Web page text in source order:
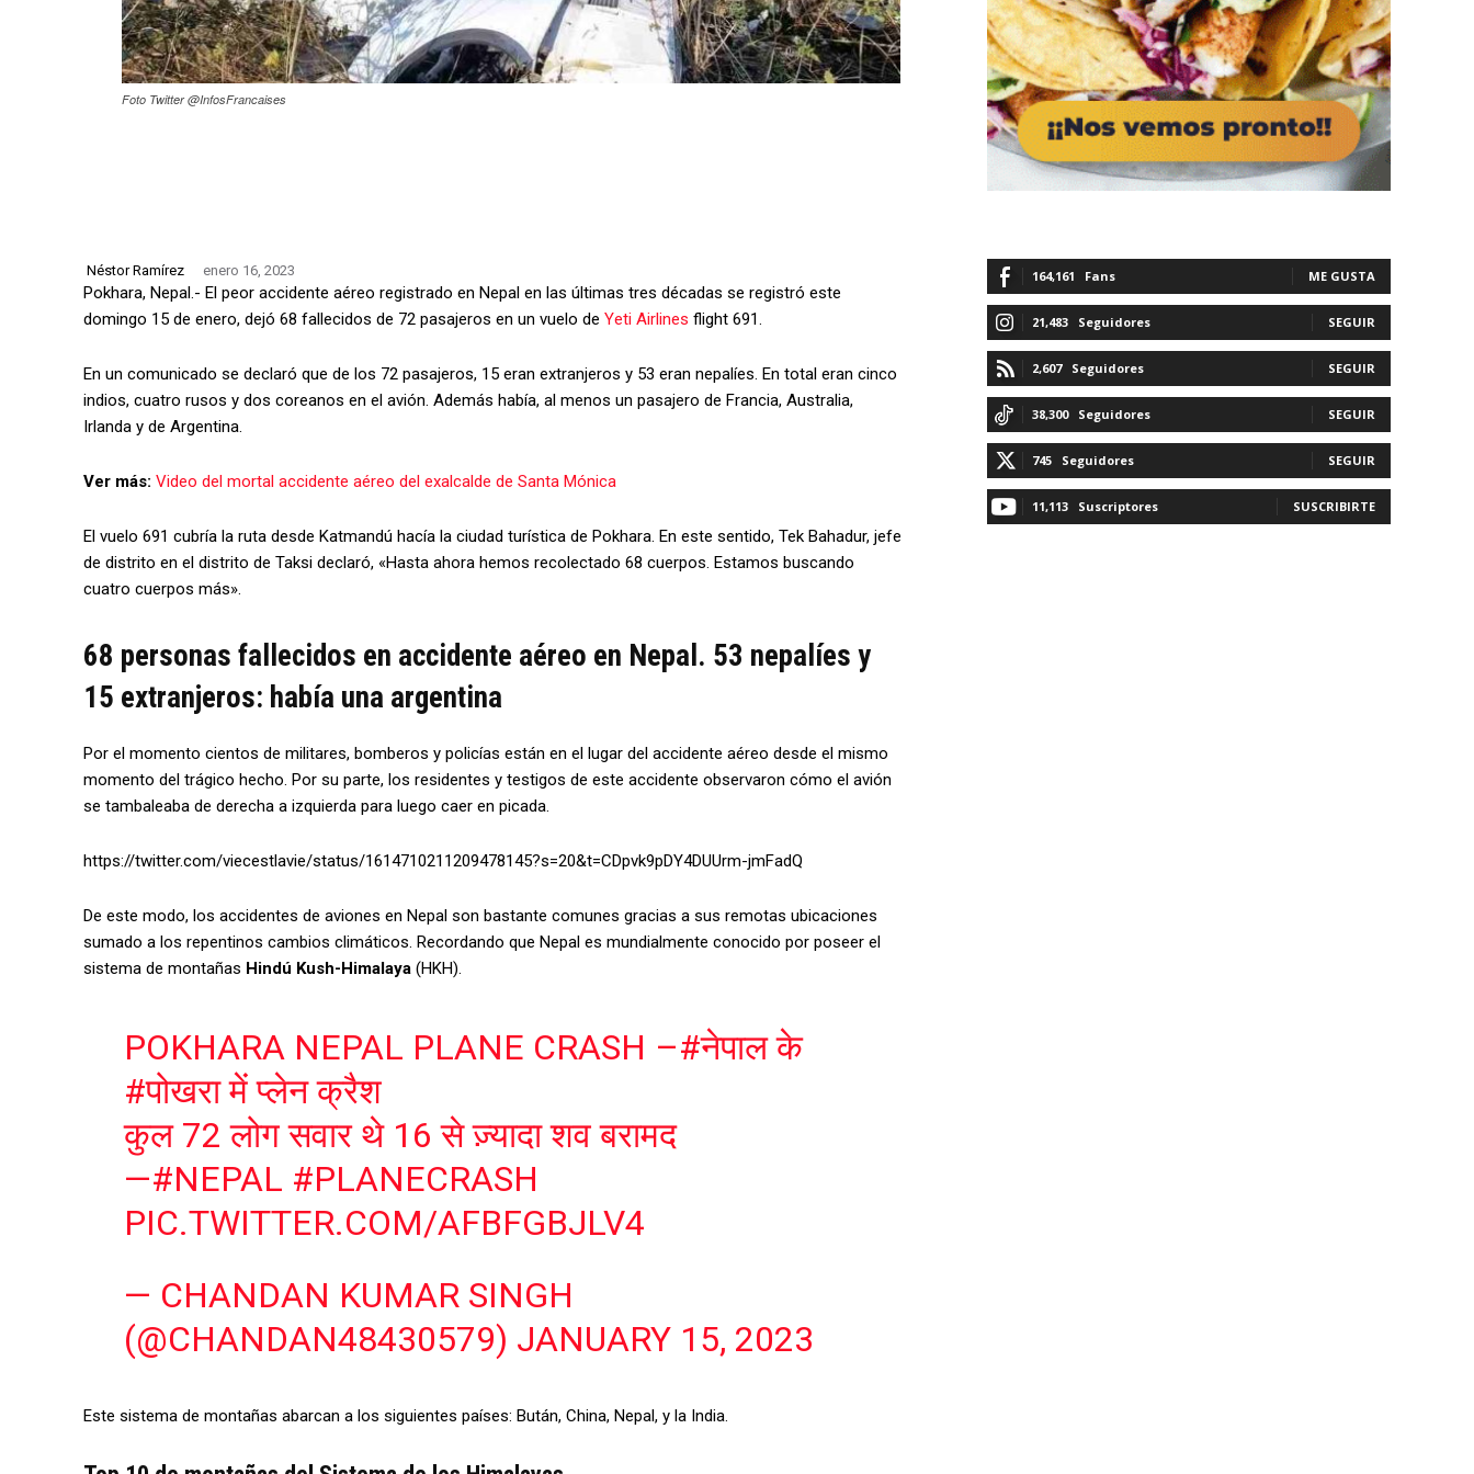
Foto Twitter @InfosFrancaises
Néstor Ramírez enero 16, 2023
Pokhara, Nepal.- El peor accidente aéreo registrado en Nepal en las últimas tres décadas se registró este
domingo 15 de enero, dejó 68 fallecidos de 72 pasajeros en un vuelo de Yeti Airlines flight 691.
En un comunicado se declaró que de los 72 pasajeros, 15 eran extranjeros y 53 eran nepalíes. En total eran cinco
indios, cuatro rusos y dos coreanos en el avión. Además había, al menos un pasajero de Francia, Australia,
Irlanda y de Argentina.
Ver más: Video del mortal accidente aéreo del exalcalde de Santa Mónica
El vuelo 691 cubría la ruta desde Katmandú hacía la ciudad turística de Pokhara. En este sentido, Tek Bahadur, jefe
de distrito en el distrito de Taksi declaró, «Hasta ahora hemos recolectado 68 cuerpos. Estamos buscando
cuatro cuerpos más».
68 personas fallecidos en accidente aéreo en Nepal. 53 nepalíes y
15 extranjeros: había una argentina
Por el momento cientos de militares, bomberos y policías están en el lugar del accidente aéreo desde el mismo
momento del trágico hecho. Por su parte, los residentes y testigos de este accidente observaron cómo el avión
se tambaleaba de derecha a izquierda para luego caer en picada.
https://twitter.com/viecestlavie/status/1614710211209478145?s=20&t=CDpvk9pDY4DUUrm-jmFadQ
De este modo, los accidentes de aviones en Nepal son bastante comunes gracias a sus remotas ubicaciones
sumado a los repentinos cambios climáticos. Recordando que Nepal es mundialmente conocido por poseer el
sistema de montañas Hindú Kush-Himalaya (HKH).
POKHARA NEPAL PLANE CRASH –#नेपालके
#पोखरामें प्लेन क्रैश
कुल 72 लोग सवार थे 16 से ज़्यादा शव बरामद
—#NEPAL #PLANECRASH
PIC.TWITTER.COM/AFBFGBJLV4
— CHANDAN KUMAR SINGH
(@CHANDAN48430579) JANUARY 15, 2023
Este sistema de montañas abarcan a los siguientes países: Bután, China, Nepal, y la India.
164,161 Fans ME GUSTA
21,483 Seguidores SEGUIR
2,607 Seguidores SEGUIR
38,300 Seguidores SEGUIR
745 Seguidores SEGUIR
11,113 Suscriptores SUSCRIBIRTE